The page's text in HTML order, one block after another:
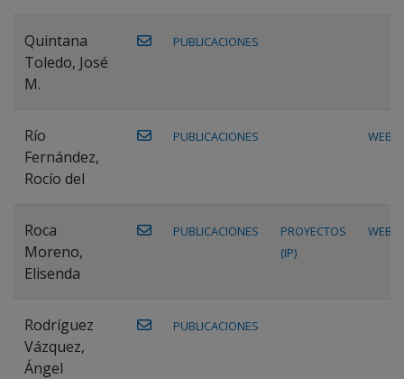
Quintana
Toledo, José
M.
PUBLICACIONES
Río
Fernández,
Rocío del
PUBLICACIONES WEB
Roca
Moreno,
Elisenda
PUBLICACIONES
PROYECTOS
(IP)
WEB
Rodríguez
Vázquez,
Ángel
PUBLICACIONES